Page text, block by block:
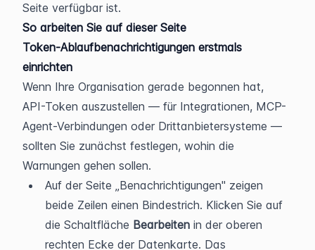
Seite verfügbar ist.
So arbeiten Sie auf dieser Seite
Token-Ablaufbenachrichtigungen erstmals
einrichten
Wenn Ihre Organisation gerade begonnen hat,
API-Token auszustellen — für Integrationen, MCP-
Agent-Verbindungen oder Drittanbietersysteme —
sollten Sie zunächst festlegen, wohin die
Warnungen gehen sollen.
Auf der Seite „Benachrichtigungen" zeigen
beide Zeilen einen Bindestrich. Klicken Sie auf
die Schaltfläche Bearbeiten in der oberen
rechten Ecke der Datenkarte. Das